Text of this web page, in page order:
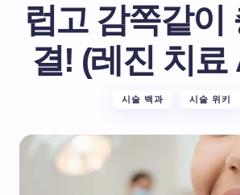
럽고 감쪽같이
결! (레진 치료
시술 백과 시술 위키